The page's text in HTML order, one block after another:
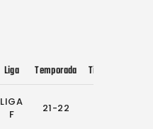
Liga Temporada Tiempo
LIGA
F
21-22